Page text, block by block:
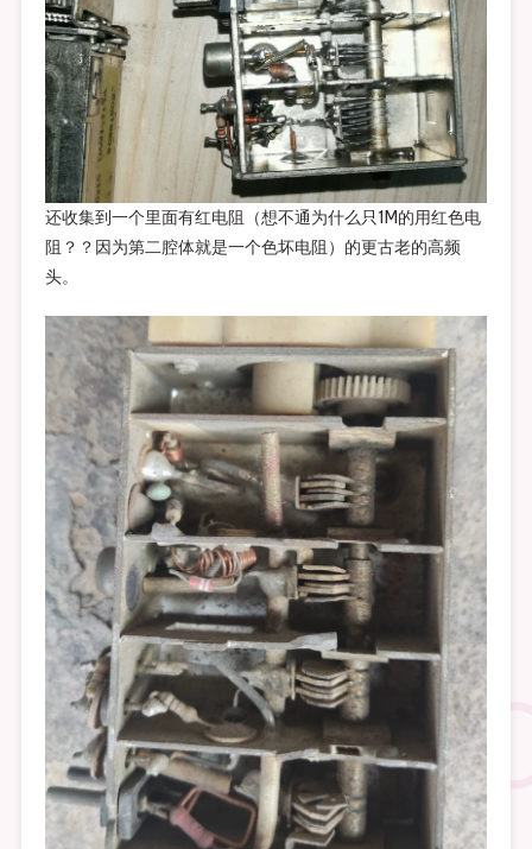
还收集到一个里面有红电阻（想不通为什么只1M的用红色电
阻？？因为第二腔体就是一个色坏电阻）的更古老的高频
头。